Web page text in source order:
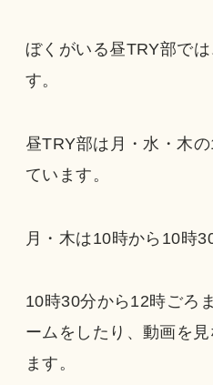
ぼくがいる昼TRY部で
す。
昼TRY部は月・水・木
ています。
月・木は10時から10時
10時30分から12時ごろ
ームをしたり、動画を
ます。